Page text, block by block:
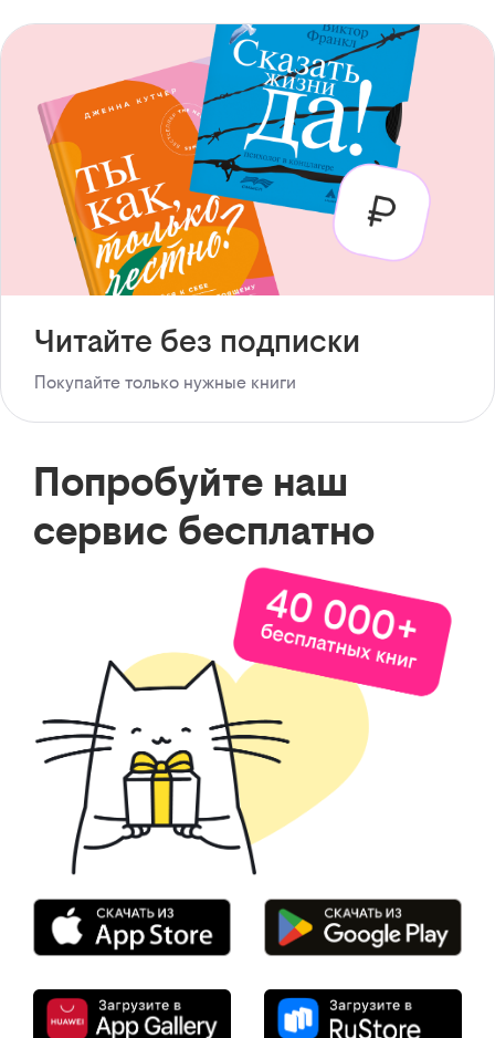
Читайте без подписки
Покупайте только нужные книги
Попробуйте наш
сервис бесплатно